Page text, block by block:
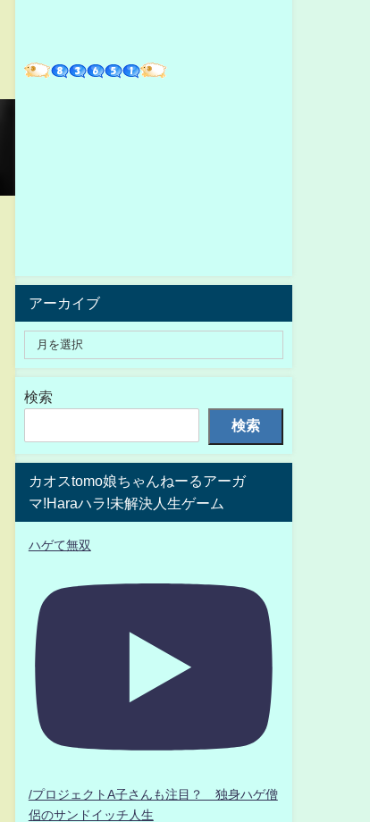
アーカイブ
検索
検索
カオスtomo娘ちゃんねーるアーガ
マ!Haraハラ!未解決人生ゲーム
ハゲて無双
/プロジェクトA子さんも注目？ 独身ハゲ僧
侶のサンドイッチ人生